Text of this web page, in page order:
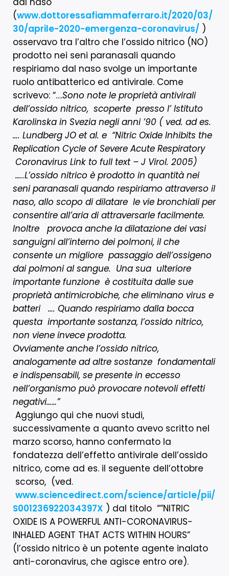
(www.dottoressafiammaferraro.it/2020/03/
30/aprile-2020-emergenza-coronavirus/ )
osservavo tra l’altro che l’ossido nitrico (NO)
prodotto nei seni paranasali quando
respiriamo dal naso svolge un importante
ruolo antibatterico ed antivirale. Come
scrivevo: “….Sono note le proprietà antivirali
dell’ossido nitrico, scoperte presso l’ Istituto
Karolinska in Svezia negli anni ’90 ( ved. ad es.
…. Lundberg JO et al. e “Nitric Oxide Inhibits the
Replication Cycle of Severe Acute Respiratory
Coronavirus Link to full text – J Virol. 2005)
…..L’ossido nitrico è prodotto in quantità nei
seni paranasali quando respiriamo attraverso il
naso, allo scopo di dilatare le vie bronchiali per
consentire all’aria di attraversarle facilmente.
Inoltre provoca anche la dilatazione dei vasi
sanguigni all’interno dei polmoni, il che
consente un migliore passaggio dell’ossigeno
dai polmoni al sangue. Una sua ulteriore
importante funzione è costituita dalle sue
proprietà antimicrobiche, che eliminano virus e
batteri …. Quando respiriamo dalla bocca
questa importante sostanza, l’ossido nitrico,
non viene invece prodotta.
Ovviamente anche l’ossido nitrico,
analogamente ad altre sostanze fondamentali
e indispensabili, se presente in eccesso
nell’organismo può provocare notevoli effetti
negativi……”
Aggiungo qui che nuovi studi,
successivamente a quanto avevo scritto nel
marzo scorso, hanno confermato la
fondatezza dell’effetto antivirale dell’ossido
nitrico, come ad es. il seguente dell’ottobre
scorso, (ved.
www.sciencedirect.com/science/article/pii/
S001236922034397X ) dal titolo “”NITRIC
OXIDE IS A POWERFUL ANTI-CORONAVIRUS-
INHALED AGENT THAT ACTS WITHIN HOURS”
(l’ossido nitrico è un potente agente inalato
anti-coronavirus, che agisce entro ore).